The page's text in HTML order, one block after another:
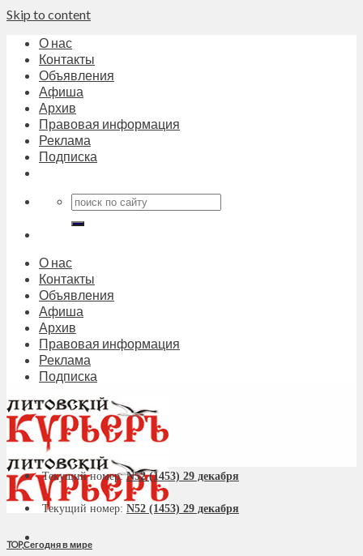
Skip to content
О нас
Контакты
Объявления
Афиша
Архив
Правовая информация
Реклама
Подписка
О нас
Контакты
Объявления
Афиша
Архив
Правовая информация
Реклама
Подписка
Текущий номер:N52 (1453) 29 декабря
Текущий номер: N52 (1453) 29 декабря
TOP,Сегодня в мире